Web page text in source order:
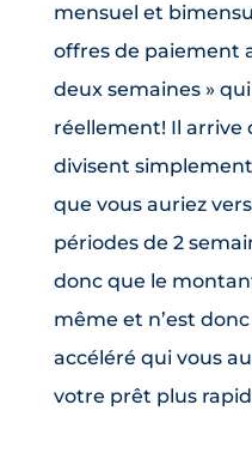
mensuel et
offres de paiement
deux semaines »
réellement! Il arrive
divisent
que vous auriez
périodes de 2
donc que le
même et n’est
accéléré qui vous
votre prêt plus